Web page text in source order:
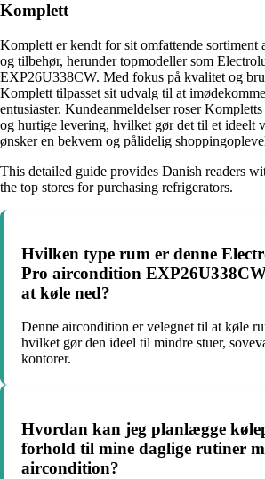
Komplett
Komplett er kendt for sit omfattende sortiment
og tilbehør, herunder topmodeller som
EXP26U338CW. Med fokus på kvalitet og
Komplett tilpasset sit udvalg til at
entusiaster. Kundeanmeldelser roser
og hurtige levering, hvilket gør det til et ideelt
ønsker en bekvem og pålidelig
This detailed guide provides Danish readers
the top stores for purchasing refrigerators.
Hvilken type rum er denne
Pro aircondition
at køle ned?
Denne aircondition er velegnet til at køle
hvilket gør den ideel til mindre stuer,
kontorer.
Hvordan kan jeg planlægge
forhold til mine daglige rutiner
aircondition?